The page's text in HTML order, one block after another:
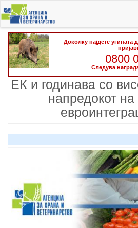
Skip
to
main
content
Доколку најдете
0800
Следува
ЕК и годинава со
напредокот